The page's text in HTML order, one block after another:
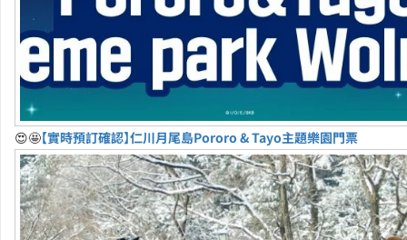
😍🤩【實時預訂確認】仁川月尾島Pororo & Tayo主題樂園門票